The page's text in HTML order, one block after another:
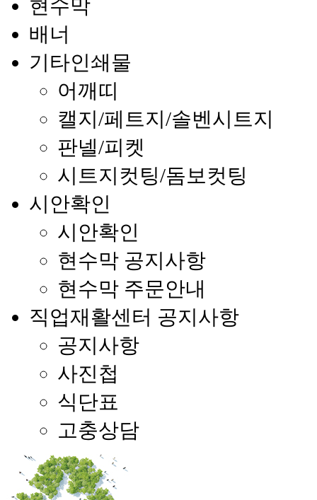
현수막
배너
기타인쇄물
어깨띠
캘지/페트지/솔벤시트지
판넬/피켓
시트지컷팅/돔보컷팅
시안확인
시안확인
현수막 공지사항
현수막 주문안내
직업재활센터 공지사항
공지사항
사진첩
식단표
고충상담